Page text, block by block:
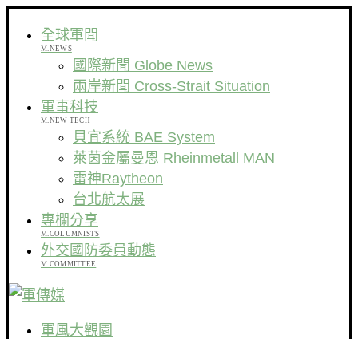
全球軍聞
M.NEWS
國際新聞 Globe News
兩岸新聞 Cross-Strait Situation
軍事科技
M.NEW TECH
貝宜系統 BAE System
萊茵金屬曼恩 Rheinmetall MAN
雷神Raytheon
台北航太展
專欄分享
M.COLUMNISTS
外交國防委員動態
M COMMITTEE
軍風大觀園